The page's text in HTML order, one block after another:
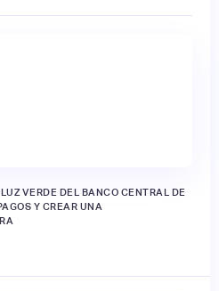
VERDE DEL BANCO CENTRAL DE
Y CREAR UNA